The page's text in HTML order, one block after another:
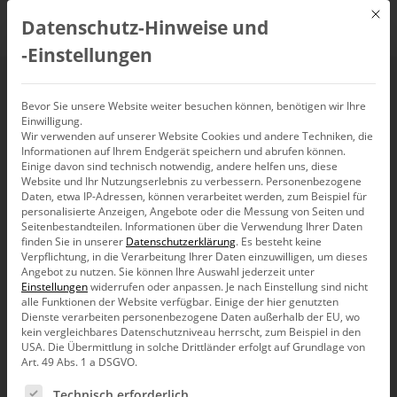
Ausbuchung
Produkt
Mit
Datenschutz-Hinweise und
‑Einstellungen
Bevor Sie unsere Website weiter besuchen können, benötigen wir Ihre
Einwilligung.
Wir verwenden auf unserer Website Cookies und andere Techniken, die
Informationen auf Ihrem Endgerät speichern und abrufen können.
Einige davon sind technisch notwendig, andere helfen uns, diese
Website und Ihr Nutzungserlebnis zu verbessern. Personenbezogene
Daten, etwa IP-Adressen, können verarbeitet werden, zum Beispiel für
personalisierte Anzeigen, Angebote oder die Messung von Seiten und
Seitenbestandteilen. Informationen über die Verwendung Ihrer Daten
finden Sie in unserer Datenschutzerklärung. Es besteht keine
Verpflichtung, in die Verarbeitung Ihrer Daten einzuwilligen, um dieses
Angebot zu nutzen.Sie können Ihre Auswahl jederzeit unter
Einstellungenwiderrufen oder anpassen. Je nach Einstellung sind nicht
alle Funktionen der Website verfügbar. Einige der hier genutzten
Dienste verarbeiten personenbezogene Daten außerhalb der EU, wo
kein vergleichbares Datenschutzniveau herrscht, zum Beispiel in den
USA. Die Übermittlung in solche Drittländer erfolgt auf Grundlage von
Art. 49 Abs. 1 a DSGVO.
Es folgt eine Liste der Service-Gruppen, für die eine